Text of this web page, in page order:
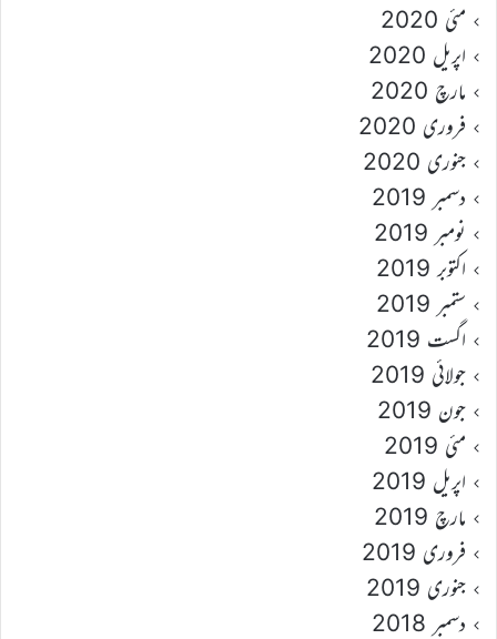
مئی 2020
اپریل 2020
مارچ 2020
فروری 2020
جنوری 2020
دسمبر 2019
نومبر 2019
اکتوبر 2019
ستمبر 2019
اگست 2019
جولائی 2019
جون 2019
مئی 2019
اپریل 2019
مارچ 2019
فروری 2019
جنوری 2019
دسمبر 2018